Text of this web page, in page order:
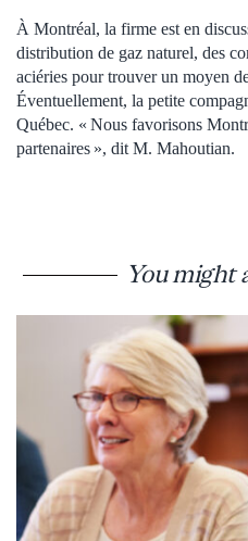
À Montréal, la firme est en
distribution de gaz naturel, des
aciéries pour trouver un moyen
Éventuellement, la petite
Québec. « Nous favorisons
partenaires », dit M. Mahoutian.
You might